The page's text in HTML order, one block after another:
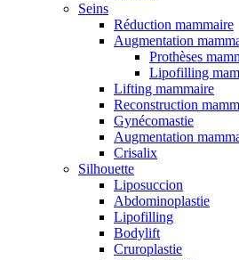
Seins
Réduction mammaire
Augmentation
Prothèses
Lipofilling
Lifting mammaire
Reconstruction
Gynécomastie
Augmentation
Crisalix
Silhouette
Liposuccion
Abdominoplastie
Lipofilling
Bodylift
Cruroplastie